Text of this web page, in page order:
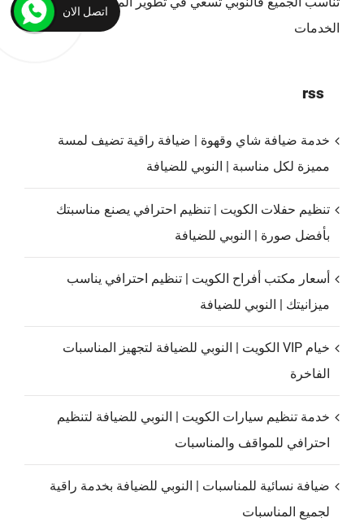
الخدمات
rss
خدمة ضيافة شاي وقهوة | ضيافة راقية تضيف لمسة
مميزة لكل مناسبة | النوبي للضيافة
تنظيم حفلات الكويت | تنظيم احترافي يصنع مناسبتك
بأفضل صورة | النوبي للضيافة
أسعار مكتب أفراح الكويت | تنظيم احترافي يناسب
ميزانيتك | النوبي للضيافة
خيام VIP الكويت | النوبي للضيافة لتجهيز المناسبات
الفاخرة
خدمة تنظيم سيارات الكويت | النوبي للضيافة لتنظيم
احترافي للمواقف والمناسبات
ضيافة نسائية للمناسبات | النوبي للضيافة بخدمة راقية
لجميع المناسبات
اتصل الان